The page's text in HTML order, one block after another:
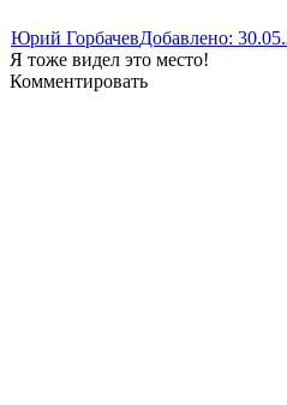
Юрий ГорбачевДобавлено:
Я тоже видел это место!
Комментировать